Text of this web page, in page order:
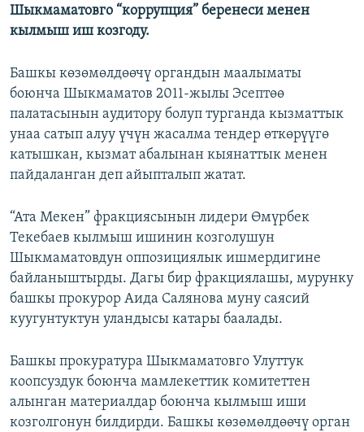
Шыкмаматовго “коррупция” беренеси менен
кылмыш иш козгоду.
Башкы көзөмөлдөөчү органдын маалыматы
боюнча Шыкмаматов 2011-жылы Эсептөө
палатасынын аудитору болуп турганда кызматтык
унаа сатып алуу үчүн жасалма тендер өткөрүүгө
катышкан, кызмат абалынан кыянаттык менен
пайдаланган деп айыпталып жатат.
“Ата Мекен” фракциясынын лидери Өмүрбек
Текебаев кылмыш ишинин козголушун
Шыкмаматовдун оппозициялык ишмердигине
байланыштырды. Дагы бир фракциялашы, мурунку
башкы прокурор Аида Салянова муну саясий
куугунтуктун уландысы катары баалады.
Башкы прокуратура Шыкмаматовго Улуттук
коопсуздук боюнча мамлекеттик комитеттен
алынган материалдар боюнча кылмыш иши
козголгонун билдирди. Башкы көзөмөлдөөчү орган